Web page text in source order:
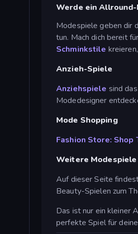
Werde ein
Modespiele geben dir
tun. Mach dich bereit
Schminkstile
Anzieh-Spiele
Anziehspiele sind
Modedesigner
Mode Shopping
Fashion Store: Shop
Weitere
Auf dieser Seite
Beauty-Spielen zum
Das ist nur ein kleiner
perfekte Spiel für